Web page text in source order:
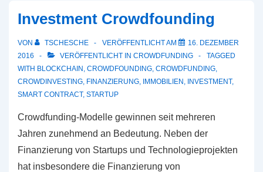
Investment Crowdfounding
VON TSCHESCHE VERÖFFENTLICHT AM
16. DEZEMBER
2016
VERÖFFENTLICHT IN CROWDFUNDING
TAGGED
WITH BLOCKCHAIN, CROWDFOUNDING, CROWDFUNDING,
CROWDINVESTING, FINANZIERUNG, IMMOBILIEN, INVESTMENT,
SMART CONTRACT, STARTUP
Crowdfunding-Modelle gewinnen seit mehreren
Jahren zunehmend an Bedeutung. Neben der
Finanzierung von Startups und Technologieprojekten
hat insbesondere die Finanzierung von